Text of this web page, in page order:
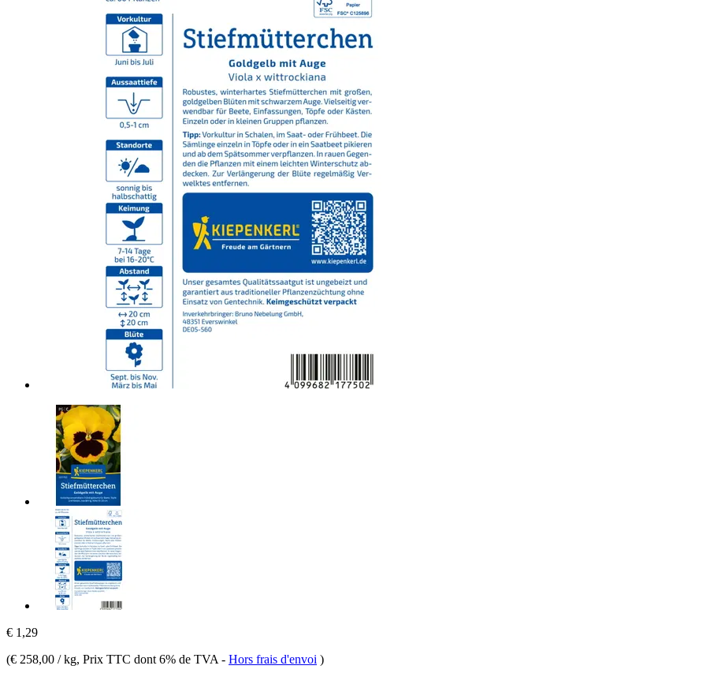
€ 1,29
(€ 258,00 / kg, Prix TTC dont 6% de TVA - Hors frais d'envoi )